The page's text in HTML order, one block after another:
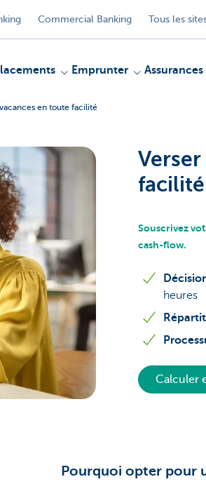
Commercial Banking Tous les
Emprunter Assurances
en toute facilité
facilité
Souscrivez
cash-flow.
heures
Calculer
Pourquoi opter pour